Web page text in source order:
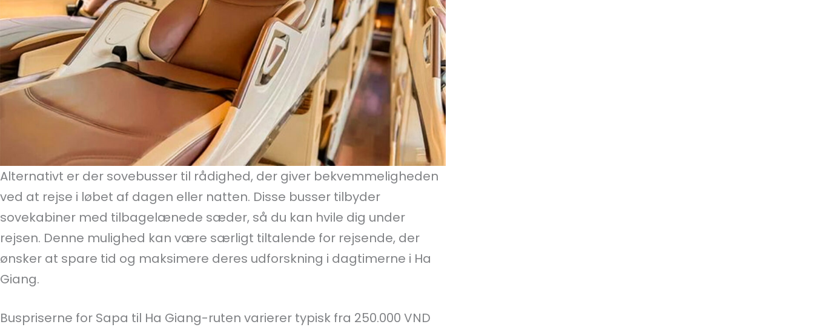
Alternativt er der sovebusser til rådighed, der giver bekvemmeligheden
ved at rejse i løbet af dagen eller natten. Disse busser tilbyder
sovekabiner med tilbagelænede sæder, så du kan hvile dig under
rejsen. Denne mulighed kan være særligt tiltalende for rejsende, der
ønsker at spare tid og maksimere deres udforskning i dagtimerne i Ha
Giang.
Buspriserne for Sapa til Ha Giang-ruten varierer typisk fra 250.000 VND